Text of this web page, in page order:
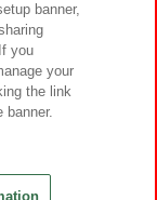
banner,
you
your
the link
banner.